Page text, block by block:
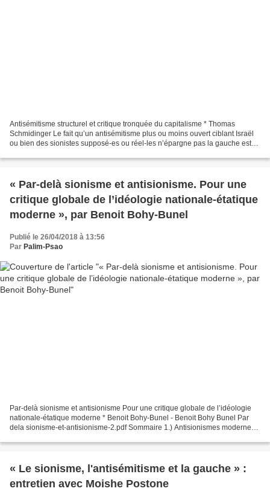
Antisémitisme structurel et critique tronquée du capitalisme * Thomas
Schmidinger Le fait qu’un antisémitisme plus ou moins ouvert ciblant Israël
ou bien des sionistes supposé-es ou réel-les n’épargne pas la gauche est
« Par-delà sionisme et antisionisme. Pour une
critique globale de l’idéologie nationale-étatique
moderne », par Benoit Bohy-Bunel
Publié le 26/04/2018 à 13:56
Par Palim-Psao
Par-delà sionisme et antisionisme Pour une critique globale de l’idéologie
nationale-étatique moderne * Benoit Bohy-Bunel - Benoit Bohy Bunel Par
dela sionisme-et-antisionisme-2.pdf Sommaire 1.) Antisionismes modernes
« Le sionisme, l'antisémitisme et la gauche » :
entretien avec Moishe Postone